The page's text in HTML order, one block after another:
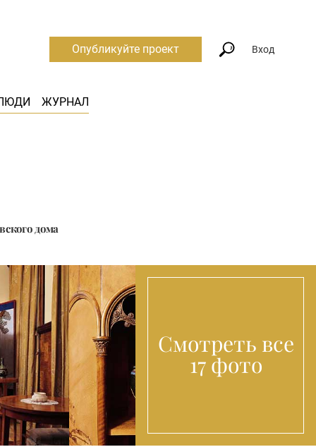
ЖУРНАЛ
Опубликуйте проект Вход
дома
Смотреть все
17 фото